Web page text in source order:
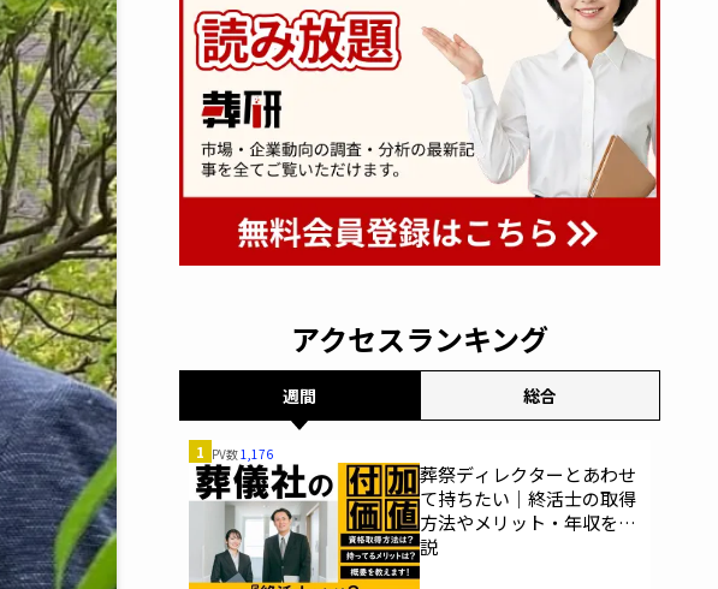
アクセスランキング
週間 総合
1 PV数1,176
葬祭ディレクターとあわせ
て持ちたい｜終活士の取得
方法やメリット・年収を解
説